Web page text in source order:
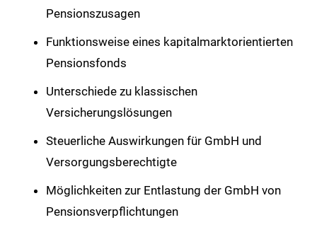
Pensionszusagen
Funktionsweise eines kapitalmarktorientierten
Pensionsfonds
Unterschiede zu klassischen
Versicherungslösungen
Steuerliche Auswirkungen für GmbH und
Versorgungsberechtigte
Möglichkeiten zur Entlastung der GmbH von
Pensionsverpflichtungen